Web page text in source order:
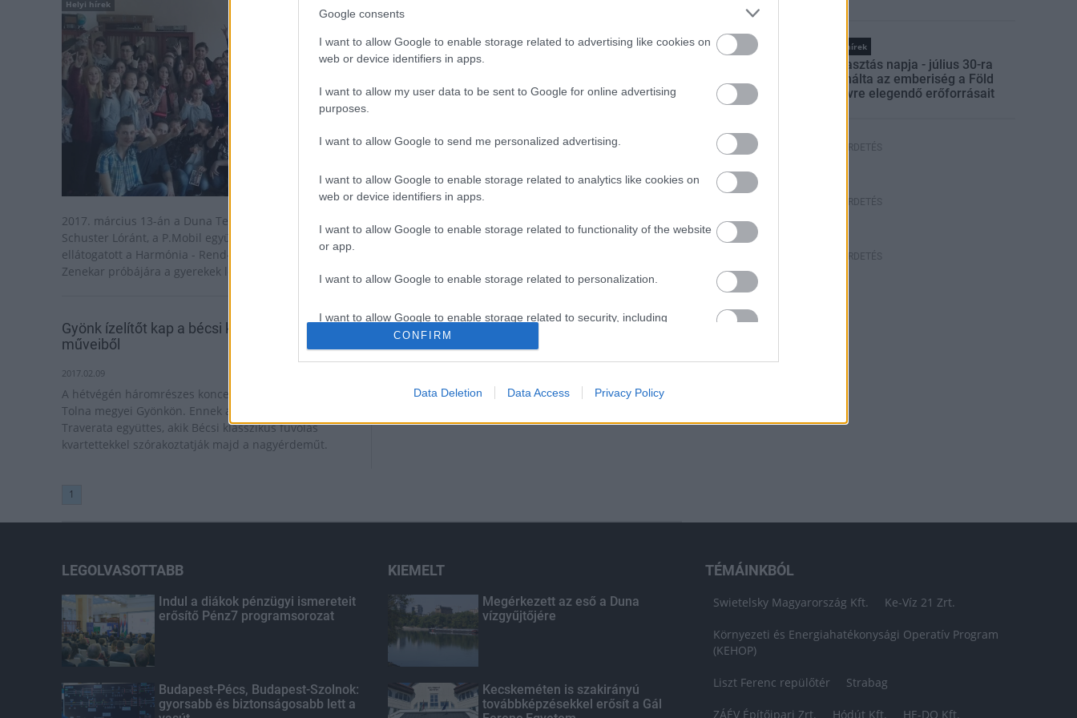
Google consents
I want to allow Google to enable storage related to advertising like cookies on
web or device identifiers in apps.
I want to allow my user data to be sent to Google for online advertising
purposes.
I want to allow Google to send me personalized advertising.
I want to allow Google to enable storage related to analytics like cookies on
web or device identifiers in apps.
I want to allow Google to enable storage related to functionality of the website
or app.
I want to allow Google to enable storage related to personalization.
I want to allow Google to enable storage related to security, including
authentication functionality and fraud prevention, and other user protection.
CONFIRM
Data Deletion Data Access Privacy Policy
Helyi hírek
2017. március 13-án a Duna Televízió, valamint
Schuster Lóránt, a P.Mobil együttes vezetője is
ellátogatott a Harmónia - Rend-Band Gyermekkórus &
Zenekar próbájára a gyerekek legnagyobb örömére.
Gyönk ízelítőt kap a bécsi klasszikusok
műveiből
2017.02.09
A hétvégén háromrészes koncertsorozat kezdődik a
Tolna megyei Gyönkön. Ennek alkalmából lép fel a
Traverata együttes, akik Bécsi klasszikus fuvolás
kvartettekkel szórakoztatják majd a nagyérdeműt.
napokban. A gyakorlaton nemzeti minősítést szereztek
a sikeresen végrehajtott feladatok alapján.
1
Országos hírek
Túlfogyasztás napja - július 30-ra
felhasználta az emberiség a Föld
egész évre elegendő erőforrásait
HIRDETÉS
HIRDETÉS
HIRDETÉS
LEGOLVASOTTABB
Indul a diákok pénzügyi ismereteit
erősítő Pénz7 programsorozat
Budapest-Pécs, Budapest-Szolnok:
gyorsabb és biztonságosabb lett a
KIEMELT
Megérkezett az eső a Duna
vízgyűjtőjére
Kecskeméten is szakirányú
továbbképzésekkel erősít a Gál
TÉMÁINKBÓL
Swietelsky Magyarország Kft. Ke-Víz 21 Zrt.
Környezeti és Energiahatékonysági Operatív Program
(KEHOP)
Liszt Ferenc repülőtér Strabag
ZÁÉV Építőipari Zrt. Hódút Kft. HE-DO Kft.